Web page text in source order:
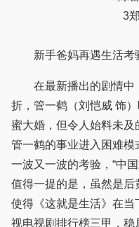
3
新手爸妈再遇生活考
在最新播出的剧情中
折，管一鹤（刘恺威 饰
蜜大婚，但令人始料未
管一鹤的事业进入困难模
一波又一波的考验，“中
值得一提的是，虽然是
使得《这就是生活》在当
视电视剧排行榜三甲，稳